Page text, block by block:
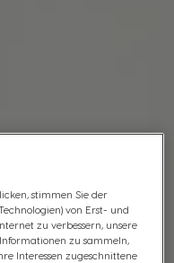
stimmen Sie der
von Erst- und
zu verbessern, unsere
zu sammeln,
Interessen zugeschnittene